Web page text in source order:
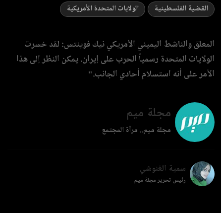
القضية الفلسطينية الولايات المتحدة الأمريكية
المعلق والناشط اليميني الأمريكي نيك فوينتس: لقد خسرت
الولايات المتحدة رسمياً الحرب على إيران. يمكن النظر إلى هذا
الأمر على أنه استسلام أحادي الجانب."
مجلة ميم
مجلة ميم.. مرآة المجتمع
سمية الغنوشي
رئيس تحرير مجلة ميم